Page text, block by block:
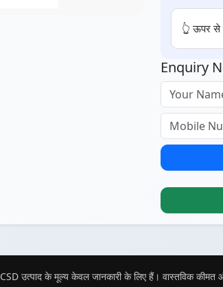
👆 ऊपर
Enquiry
CSD उत्पाद के मूल्य केवल जानकारी के लिए हैं। वास्तविक